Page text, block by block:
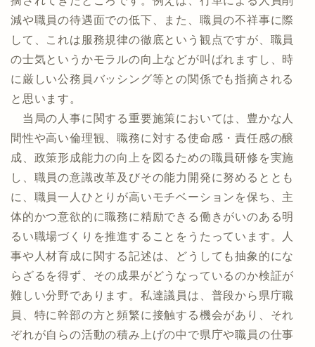
減や職員の待遇面での低下、また、職員の不祥事に際
して、これは服務規律の徹底という観点ですが、職員
の士気というかモラルの向上などが叫ばれますし、時
に厳しい公務員バッシング等との関係でも指摘される
と思います。
当局の人事に関する重要施策においては、豊かな人
間性や高い倫理観、職務に対する使命感・責任感の醸
成、政策形成能力の向上を図るための職員研修を実施
し、職員の意識改革及びその能力開発に努めるととも
に、職員一人ひとりが高いモチベーションを保ち、主
体的かつ意欲的に職務に精励できる働きがいのある明
るい職場づくりを推進することをうたっています。人
事や人材育成に関する記述は、どうしても抽象的にな
らざるを得ず、その成果がどうなっているのか検証が
難しい分野であります。私達議員は、普段から県庁職
員、特に幹部の方と頻繁に接触する機会があり、それ
ぞれが自らの活動の積み上げの中で県庁や職員の仕事